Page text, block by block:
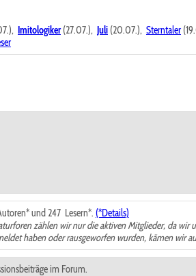
Imitologiker(27.07.), Juli (20.07.), Sterntaler
und 247 Lesern*. (*Details)
zählen wir nur die aktiven Mitglieder, da
haben oder rausgeworfen wurden, kämen wir
im Forum.